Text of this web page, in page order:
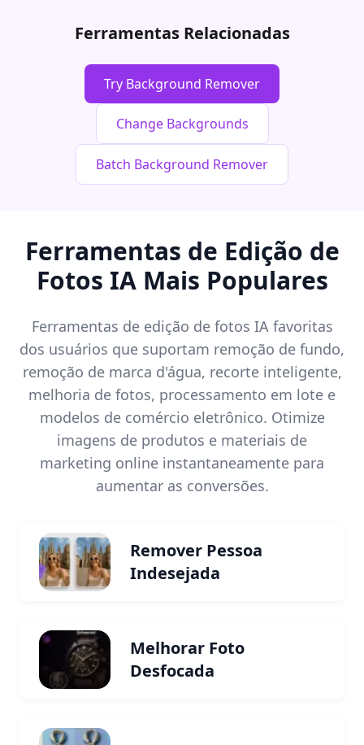
Ferramentas Relacionadas
Try Background Remover
Change Backgrounds
Batch Background Remover
Ferramentas de Edição de
Fotos IA Mais Populares
Ferramentas de edição de fotos IA favoritas
dos usuários que suportam remoção de fundo,
remoção de marca d'água, recorte inteligente,
melhoria de fotos, processamento em lote e
modelos de comércio eletrônico. Otimize
imagens de produtos e materiais de
marketing online instantaneamente para
aumentar as conversões.
Remover Pessoa
Indesejada
Melhorar Foto
Desfocada